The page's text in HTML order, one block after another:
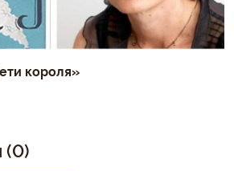
короля»
(0)